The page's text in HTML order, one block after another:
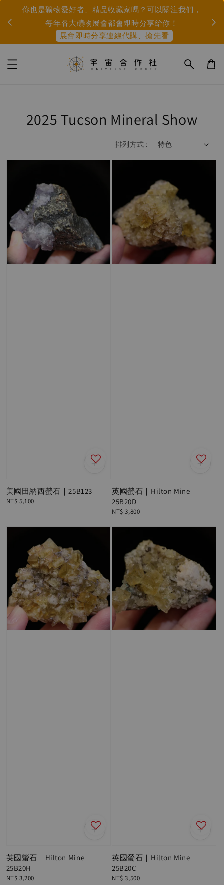
市集、展會資訊： 9/5-6 白日夢大飯店(珍珠法寶主辦
身心靈市集/由宇宙合作社提供礦物與能量服務)、
10/9-11 島礦季(福爾摩沙主辦)
2025 Tucson Mineral Show
排列方式 :
美國田納西螢石｜25B123
Regular
NT$ 5,100
英國螢石｜Hilton Mine
25B20D
Regular
NT$ 3,800
英國螢石｜Hilton Mine
25B20H
Regular
NT$ 3,200
英國螢石｜Hilton Mine
25B20C
Regular
NT$ 3,500